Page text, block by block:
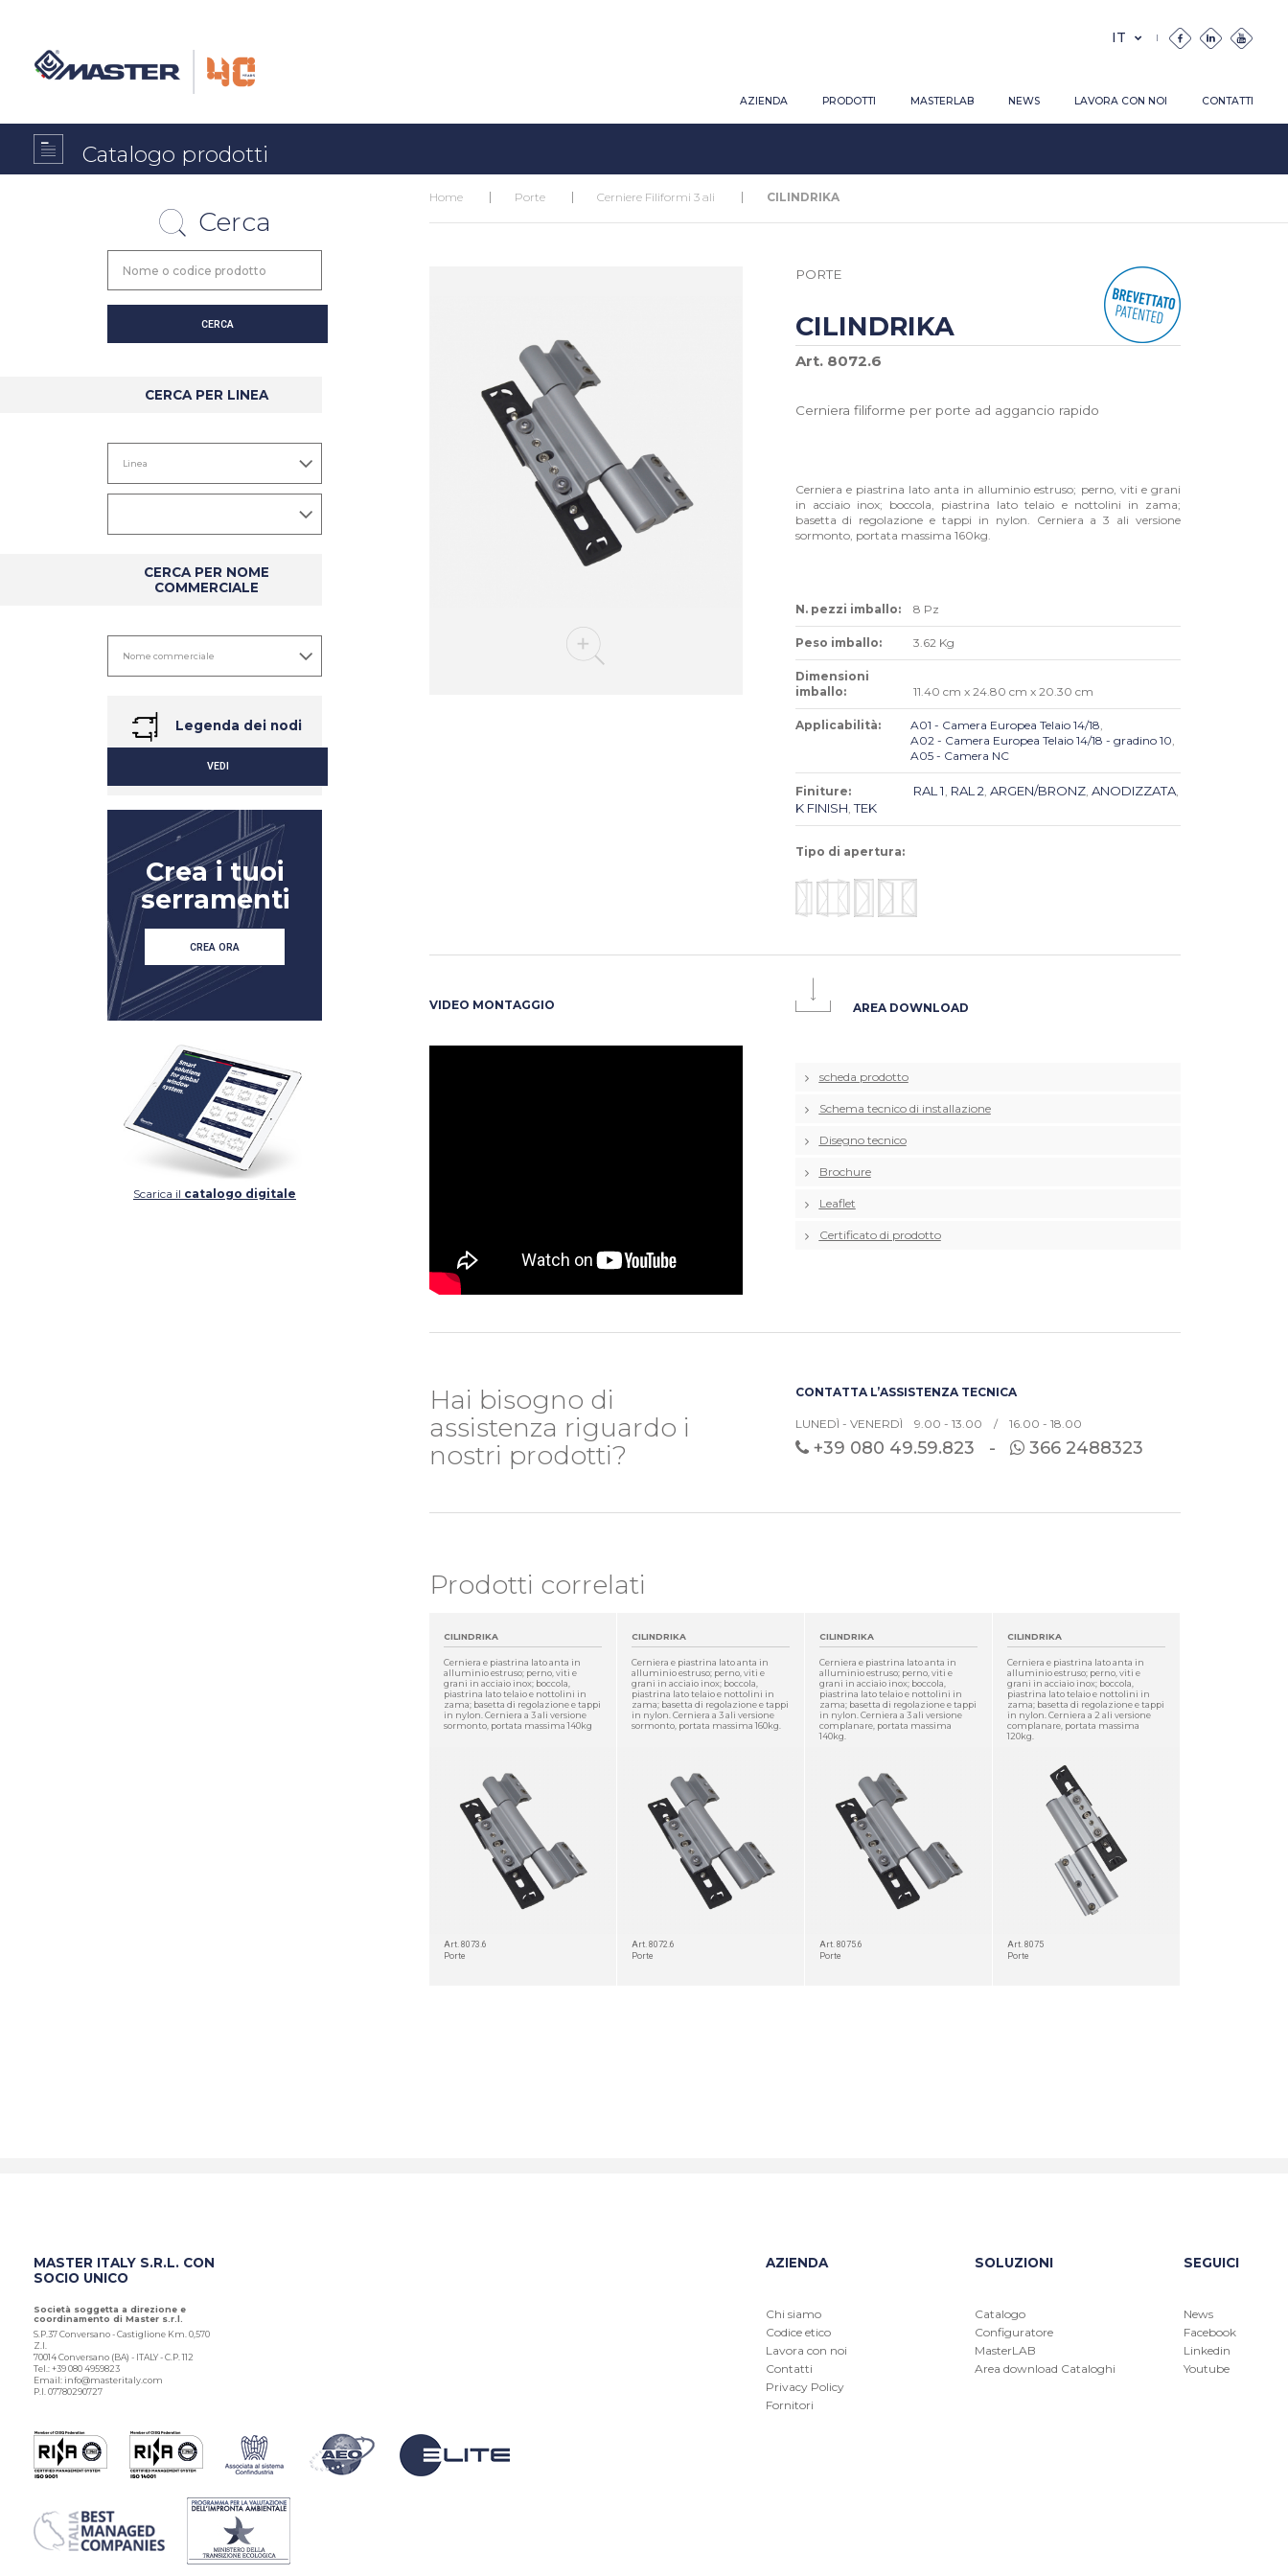
AZIENDA PRODOTTI MASTERLAB NEWS LAVORA CON NOI CONTATTI
Catalogo prodotti
Cerca
CERCA PER LINEA
CERCA PER NOME
COMMERCIALE
Legenda dei nodi
VEDI
Crea i tuoi
serramenti
CREA ORA
Scarica il catalogo digitale
Home Porte Cerniere Filiformi 3 ali CILINDRIKA
PORTE
CILINDRIKA
Art. 8072.6
Cerniera filiforme per porte ad aggancio rapido
Cerniera e piastrina lato anta in alluminio estruso; perno, viti e grani
in acciaio inox; boccola, piastrina lato telaio e nottolini in zama;
basetta di regolazione e tappi in nylon. Cerniera a 3 ali versione
sormonto, portata massima 160kg.
N. pezzi imballo: 8 Pz
Peso imballo: 3.62 Kg
Dimensioni
imballo:
11.40 cm x 24.80 cm x 20.30 cm
Applicabilità: A01 - Camera Europea Telaio 14/18
A02 - Camera Europea Telaio 14/18 - gradino 10
A05 - Camera NC
Finiture: RAL 1 RAL 2 ,ARGEN/BRONZ ,ANODIZZATA
K FINISH ,TEK
Tipo di apertura:
VIDEO MONTAGGIO AREA DOWNLOAD
scheda prodotto
Schema tecnico di installazione
Disegno tecnico
Brochure
Leaflet
Certificato di prodotto
Hai bisogno di
assistenza riguardo i
nostri prodotti?
CONTATTA L’ASSISTENZA TECNICA
LUNEDÌ - VENERDÌ 9.00 - 13.00 / 16.00 - 18.00
+39 080 49.59.823 - 366 2488323
Prodotti correlati
CILINDRIKA
Cerniera e piastrina lato anta in
alluminio estruso; perno, viti e
grani in acciaio inox; boccola,
piastrina lato telaio e nottolini in
zama; basetta di regolazione e tappi
in nylon. Cerniera a 3 ali versione
sormonto, portata massima 140kg
Art. 8073.6
Porte
CILINDRIKA
Cerniera e piastrina lato anta in
alluminio estruso; perno, viti e
grani in acciaio inox; boccola,
piastrina lato telaio e nottolini in
zama; basetta di regolazione e tappi
in nylon. Cerniera a 3 ali versione
sormonto, portata massima 160kg.
Art. 8072.6
Porte
CILINDRIKA
Cerniera e piastrina lato anta in
alluminio estruso; perno, viti e
grani in acciaio inox; boccola,
piastrina lato telaio e nottolini in
zama; basetta di regolazione e tappi
in nylon. Cerniera a 3 ali versione
complanare, portata massima
140kg.
Art. 8075.6
Porte
CILINDRIKA
Cerniera e piastrina lato anta in
alluminio estruso; perno, viti e
grani in acciaio inox; boccola,
piastrina lato telaio e nottolini in
zama; basetta di regolazione e tappi
in nylon. Cerniera a 2 ali versione
complanare, portata massima
120kg.
Art. 8075
Porte
MASTER ITALY S.R.L. CON
SOCIO UNICO
Società soggetta a direzione e
coordinamento di Master s.r.l.
S.P.37 Conversano - Castiglione Km. 0,570
Z.I.
70014 Conversano (BA) - ITALY - C.P. 112
Tel.: +39 080 4959823
Email: info@masteritaly.com
P.I. 07780290727
AZIENDA
Chi siamo
Codice etico
Lavora con noi
Contatti
Privacy Policy
Fornitori
SOLUZIONI
Catalogo
Configuratore
MasterLAB
Area download Cataloghi
SEGUICI
News
Facebook
Linkedin
Youtube